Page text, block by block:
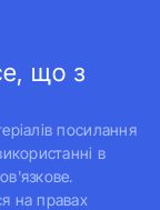
що з
посилання
в
на правах